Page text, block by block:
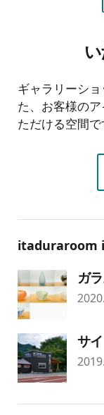
ギャラリーシ
た、お客様の
ただける空間で
itaduraroom
ガ
サ